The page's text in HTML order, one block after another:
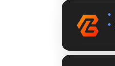
•
•